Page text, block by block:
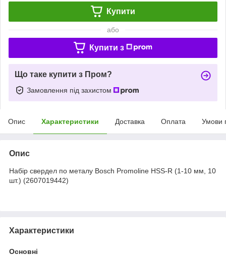
Купити
або
Купити з
Що таке купити з Пром?
Замовлення під захистом
Опис Характеристики Доставка Оплата Умови
Опис
Набір свердел по металу Bosch Promoline HSS-R (1-10 мм, 10
шт.) (2607019442)
Характеристики
Основні